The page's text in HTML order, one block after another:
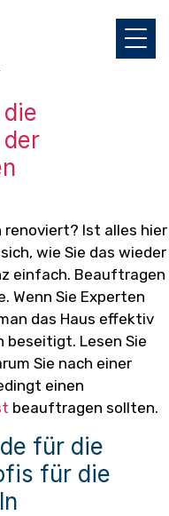
renoviert? Ist alles hier
wie Sie das wieder
einfach. Beauftragen
Wenn Sie Experten
das Haus effektiv
beseitigt. Lesen Sie
Sie nach einer
einen
beauftragen sollten.
für die
für die